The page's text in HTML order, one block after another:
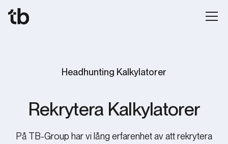
Headhunting Kalkylatorer
Rekrytera Kalkylatorer
På TB-Group har vi lång erfarenhet av att rekrytera